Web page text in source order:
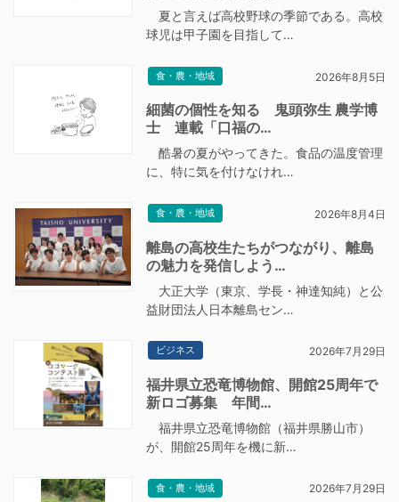
夏と言えば高校野球の季節である。高校
球児は甲子園を目指して…
食・農・地域 2026年8月5日
細菌の個性を知る 鬼頭弥生 農学博
士 連載「口福の…
酷暑の夏がやってきた。食品の温度管理
に、特に気を付けなけれ…
食・農・地域 2026年8月4日
離島の高校生たちがつながり、離島
の魅力を発信しよう…
大正大学（東京、学長・神達知純）と公
益財団法人日本離島セン…
ビジネス 2026年7月29日
福井県立恐竜博物館、開館25周年で
新ロゴ募集 年間…
福井県立恐竜博物館（福井県勝山市）
が、開館25周年を機に新…
食・農・地域 2026年7月29日